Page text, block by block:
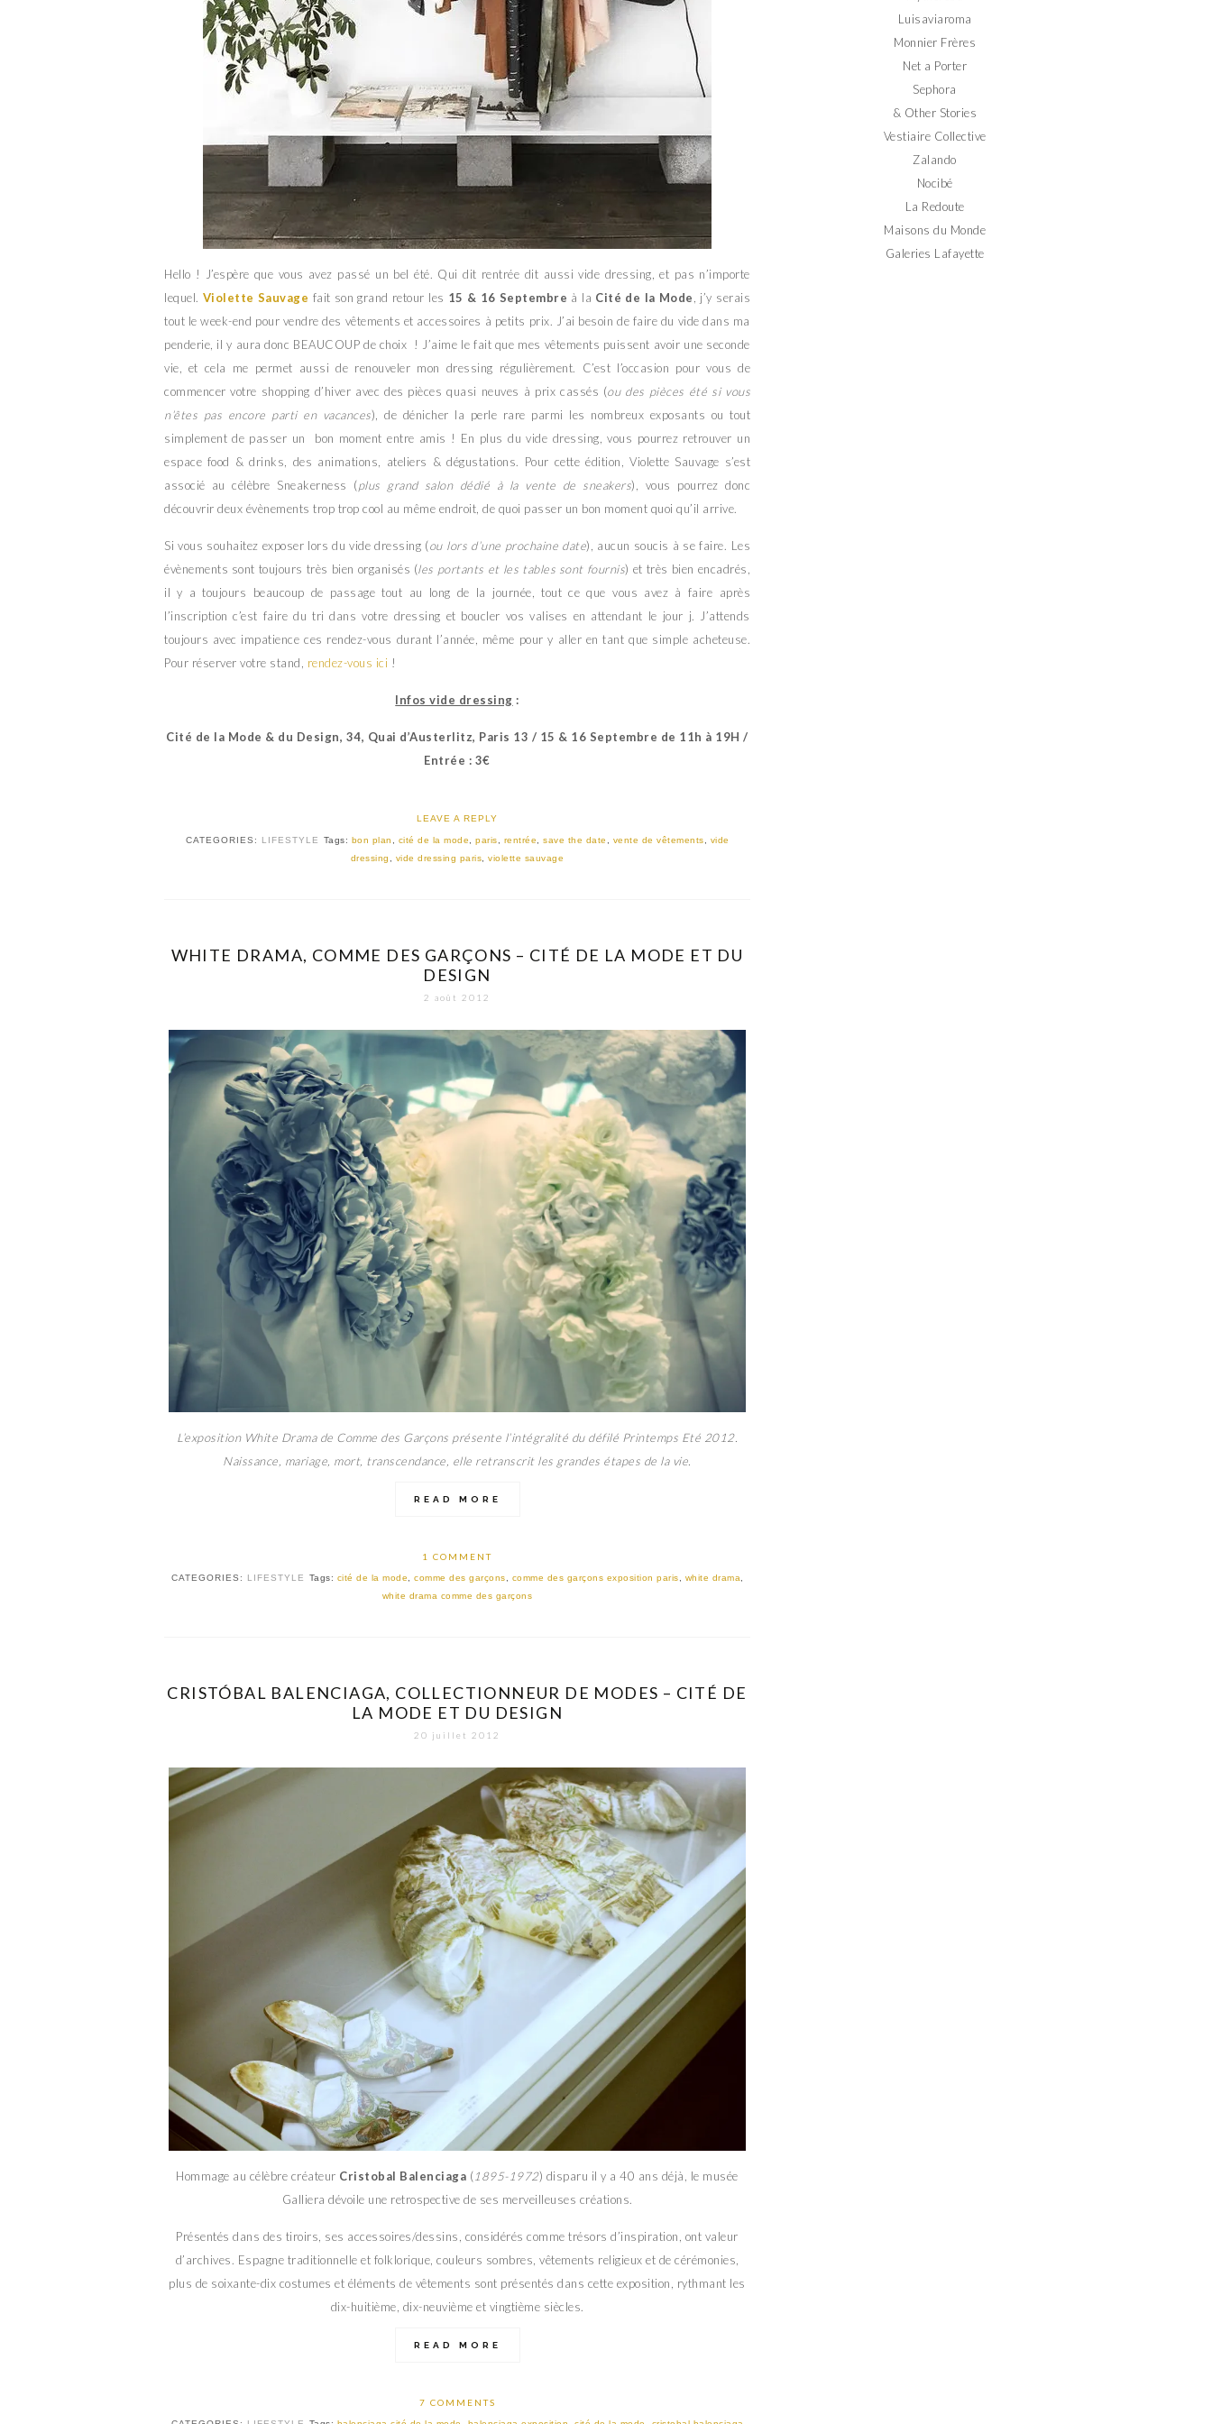
Hello ! J’espère que vous avez passé un bel été. Qui dit rentrée dit aussi vide dressing, et pas n’importe
lequel. Violette Sauvage fait son grand retour les 15 & 16 Septembre à la Cité de la Mode
, j’y serais
tout le week-end pour vendre des vêtements et accessoires à petits prix. J’ai besoin de faire du vide dans ma
penderie, il y aura donc BEAUCOUP de choix ! J’aime le fait que mes vêtements puissent avoir une seconde
vie, et cela me permet aussi de renouveler mon dressing régulièrement. C’est l’occasion pour vous de
commencer votre shopping d’hiver avec des pièces quasi neuves à prix cassés (ou des pièces été si vous
n’êtes pas encore parti en vacances), de dénicher la perle rare parmi les nombreux exposants ou tout
simplement de passer un bon moment entre amis ! En plus du vide dressing, vous pourrez retrouver un
espace food & drinks, des animations, ateliers & dégustations. Pour cette édition, Violette Sauvage s’est
associé au célèbre Sneakerness (plus grand salon dédié à la vente de sneakers), vous pourrez donc
découvrir deux évènements trop trop cool au même endroit, de quoi passer un bon moment quoi qu’il arrive.
Si vous souhaitez exposer lors du vide dressing (ou lors d’une prochaine date), aucun soucis à se faire. Les
évènements sont toujours très bien organisés (les portants et les tables sont fournis) et très bien encadrés,
il y a toujours beaucoup de passage tout au long de la journée, tout ce que vous avez à faire après
l’inscription c’est faire du tri dans votre dressing et boucler vos valises en attendant le jour j. J’attends
toujours avec impatience ces rendez-vous durant l’année, même pour y aller en tant que simple acheteuse.
Pour réserver votre stand, rendez-vous ici !
Infos vide dressing :
Cité de la Mode & du Design, 34, Quai d’Austerlitz, Paris 13 / 15 & 16 Septembre de 11h à 19H /
Entrée : 3€
LEAVE A REPLY
CATEGORIES: LIFESTYLE Tags: bon plan cité de la mode paris rentrée save the date vente de vêtements
vide
dressing
vide dressing paris ,violette sauvage
WHITE DRAMA, COMME DES GARÇONS – CITÉ DE LA MODE ET DU
DESIGN
2 août 2012
L’exposition White Drama de Comme des Garçons présente l’intégralité du défilé Printemps Eté 2012.
Naissance, mariage, mort, transcendance, elle retranscrit les grandes étapes de la vie.
READ MORE
1 COMMENT
CATEGORIES: LIFESTYLE Tags: cité de la mode, comme des garçons, comme des garçons exposition paris, white drama,
white drama comme des garçons
CRISTÓBAL BALENCIAGA, COLLECTIONNEUR DE MODES – CITÉ DE
LA MODE ET DU DESIGN
20 juillet 2012
Hommage au célèbre créateur Cristobal Balenciaga (1895-1972) disparu il y a 40 ans déjà, le musée
Galliera dévoile une retrospective de ses merveilleuses créations.
Présentés dans des tiroirs, ses accessoires/dessins, considérés comme trésors d’inspiration, ont valeur
d’archives. Espagne traditionnelle et folklorique, couleurs sombres, vêtements religieux et de cérémonies,
plus de soixante-dix costumes et éléments de vêtements sont présentés dans cette exposition, rythmant les
dix-huitième, dix-neuvième et vingtième siècles.
READ MORE
7 COMMENTS
Luisaviaroma
Monnier Frères
Net a Porter
Sephora
& Other Stories
Vestiaire Collective
Zalando
Nocibé
La Redoute
Maisons du Monde
Galeries Lafayette